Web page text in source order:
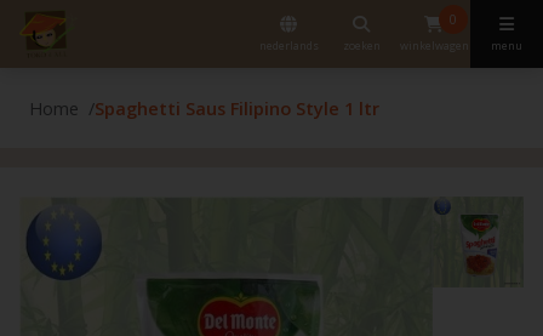
nederlands zoeken
0
winkelwagen menu
Home Spaghetti Saus Filipino Style 1 ltr